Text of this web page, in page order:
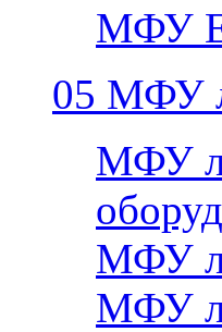
МФУ
05 МФУ
МФУ
МФУ
МФУ